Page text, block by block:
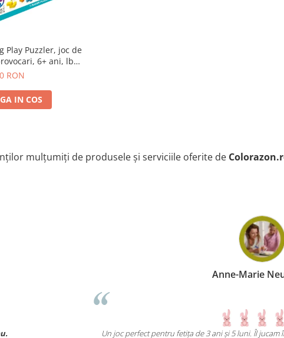
6+ ani, lb
RON
IN COS
mulțumiți de produsele și serviciile oferite de
Anne-Marie Neumann
Un joc perfect pentru fetița de 3 ani și 5 luni. Îl jucam împreuna